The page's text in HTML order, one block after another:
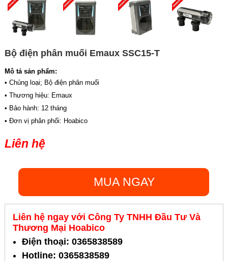
Bộ điện phân muối Emaux SSC15-T
Mô tả sản phẩm:
• Chủng loại; Bộ điện phân muối
• Thương hiệu: Emaux
• Bảo hành: 12 tháng
• Đơn vị phân phối: Hoabico
Liên hệ
MUA NGAY
Liên hệ ngay với Công Ty TNHH Đầu Tư Và
Thương Mại Hoabico
Điện thoại: 0365838589
Hotline: 0365838589